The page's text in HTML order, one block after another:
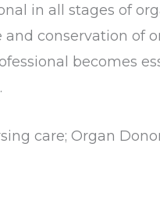
in all stages of
conservation of
becomes
care; Organ